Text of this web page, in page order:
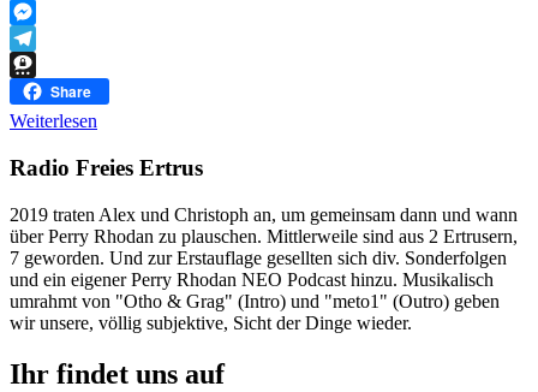
Bluesky
Messenger
Telegram
Threema
Share
Weiterlesen
Radio Freies Ertrus
2019 traten Alex und Christoph an, um gemeinsam dann und wann
über Perry Rhodan zu plauschen. Mittlerweile sind aus 2 Ertrusern,
7 geworden. Und zur Erstauflage gesellten sich div. Sonderfolgen
und ein eigener Perry Rhodan NEO Podcast hinzu. Musikalisch
umrahmt von "Otho & Grag" (Intro) und "meto1" (Outro) geben
wir unsere, völlig subjektive, Sicht der Dinge wieder.
Ihr findet uns auf